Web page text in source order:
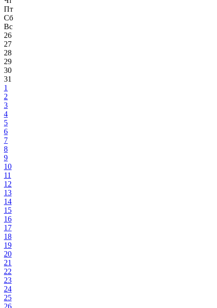
Пт
Сб
Вс
26
27
28
29
30
31
1
2
3
4
5
6
7
8
9
10
11
12
13
14
15
16
17
18
19
20
21
22
23
24
25